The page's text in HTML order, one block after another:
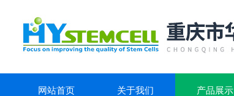
网站首页 关于我们 产品展示